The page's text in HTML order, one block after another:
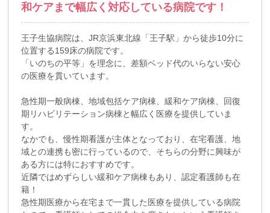
和ケアまで幅広く対応している病院です！
王子生協病院は、JR京浜東北線「王子駅」から徒歩10分に
位置する159床の病院です。
「いのちの平等」を理念に、差額ベッド代のいらない安心
の医療を貫いています。
急性期一般病棟、地域包括ケア病棟、緩和ケア病棟、回復
期リハビリテーション病棟と幅広く医療を提供していま
す。
なかでも、慢性期看護が主体となっており、在宅看護、地
域との連携も密に行っているので、そちらの分野に興味が
ある方には特におすすめです。
近隣ではめずらしい緩和ケア病棟もあり、認定看護師も在
籍！
急性期医療から在宅まで一貫した医療を提供している病院